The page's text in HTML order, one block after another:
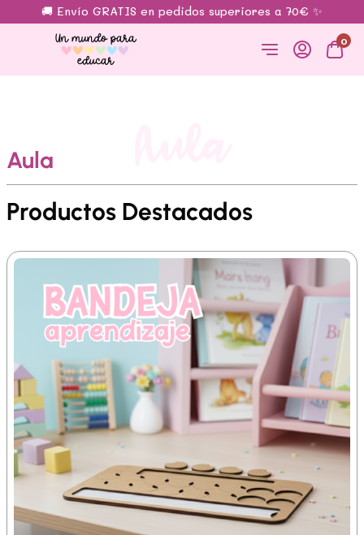
🚚 Envío GRATIS en pedidos superiores a 70€ ✨
0
Aula
Productos Destacados